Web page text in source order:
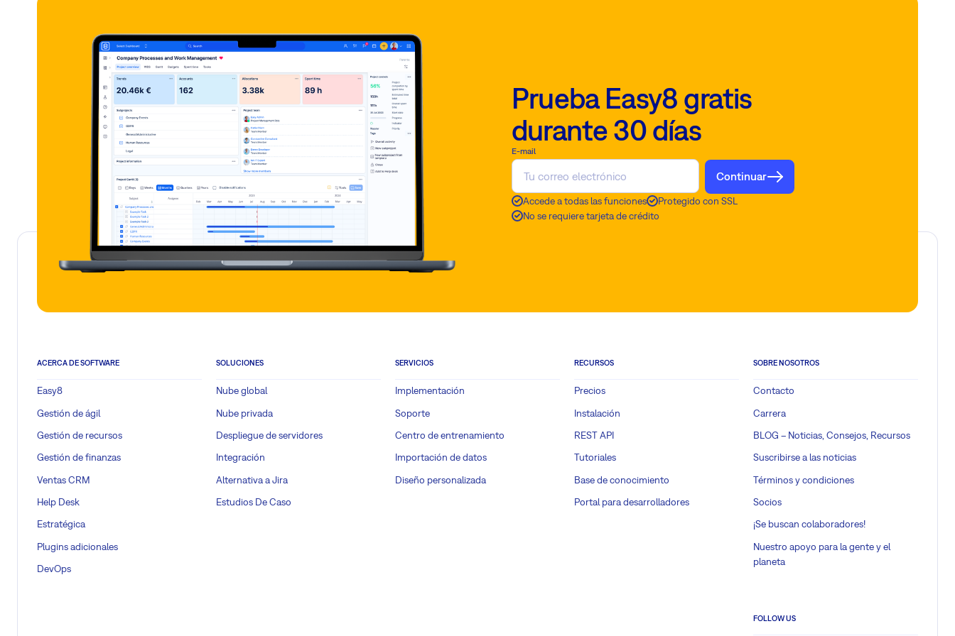
Prueba Easy8 gratis
durante 30 días
E-mail
Continuar
Accede a todas las funciones
Protegido con SSL
No se requiere tarjeta de crédito
ACERCA DE SOFTWARE
Easy8
Gestión de ágil
Gestión de recursos
Gestión de finanzas
Ventas CRM
Help Desk
Estratégica
Plugins adicionales
DevOps
SOLUCIONES
Nube global
Nube privada
Despliegue de servidores
Integración
Alternativa a Jira
Estudios De Caso
SERVICIOS
Implementación
Soporte
Centro de entrenamiento
Importación de datos
Diseño personalizada
RECURSOS
Precios
Instalación
REST API
Tutoriales
Base de conocimiento
Portal para desarrolladores
SOBRE NOSOTROS
Contacto
Carrera
BLOG – Noticias, Consejos, Recursos
Suscribirse a las noticias
Términos y condiciones
Socios
¡Se buscan colaboradores!
Nuestro apoyo para la gente y el
planeta
FOLLOW US